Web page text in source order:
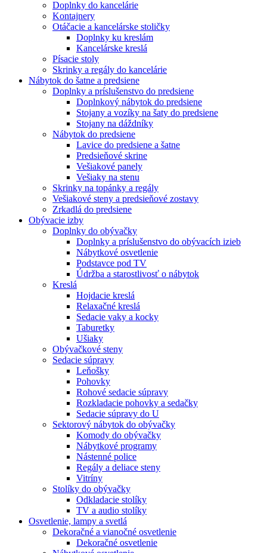
Doplnky do kancelárie
Kontajnery
Otáčacie a kancelárske stoličky
Doplnky ku kreslám
Kancelárske kreslá
Písacie stoly
Skrinky a regály do kancelárie
Nábytok do šatne a predsiene
Doplnky a príslušenstvo do predsiene
Doplnkový nábytok do predsiene
Stojany a vozíky na šaty do predsiene
Stojany na dáždníky
Nábytok do predsiene
Lavice do predsiene a šatne
Predsieňové skrine
Vešiakové panely
Vešiaky na stenu
Skrinky na topánky a regály
Vešiakové steny a predsieňové zostavy
Zrkadlá do predsiene
Obývacie izby
Doplnky do obývačky
Doplnky a príslušenstvo do obývacích izieb
Nábytkové osvetlenie
Podstavce pod TV
Údržba a starostlivosť o nábytok
Kreslá
Hojdacie kreslá
Relaxačné kreslá
Sedacie vaky a kocky
Taburetky
Ušiaky
Obývačkové steny
Sedacie súpravy
Leňošky
Pohovky
Rohové sedacie súpravy
Rozkladacie pohovky a sedačky
Sedacie súpravy do U
Sektorový nábytok do obývačky
Komody do obývačky
Nábytkové programy
Nástenné police
Regály a deliace steny
Vitríny
Stolíky do obývačky
Odkladacie stolíky
TV a audio stolíky
Osvetlenie, lampy a svetlá
Dekoračné a vianočné osvetlenie
Dekoračné osvetlenie